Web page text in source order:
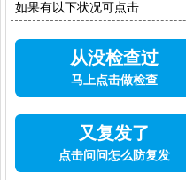
如果有以下状况可点击
从没检查过
马上点击做检查
又复发了
点击问问怎么防复发